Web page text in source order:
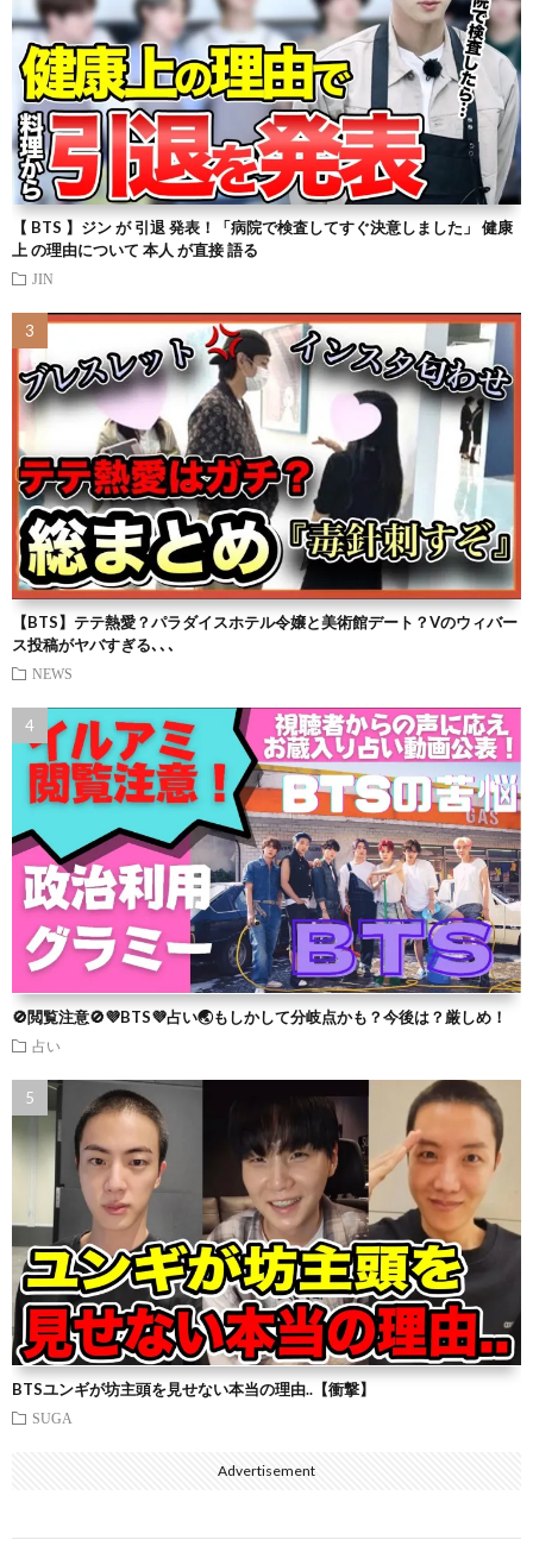
【 BTS 】ジン が 引退 発表！「病院で検査してすぐ決意しました」 健康
上 の理由について 本人 が直接 語る
JIN
【BTS】テテ熱愛？パラダイスホテル令嬢と美術館デート？Vのウィバー
ス投稿がヤバすぎる､､､
NEWS
🚫閲覧注意🚫💜BTS💜占い🌏もしかして分岐点かも？今後は？厳しめ！
占い
BTSユンギが坊主頭を見せない本当の理由..【衝撃】
SUGA
Advertisement